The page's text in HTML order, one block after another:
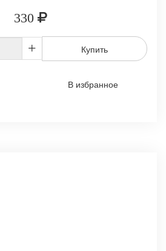
330
+ Купить
В избранное